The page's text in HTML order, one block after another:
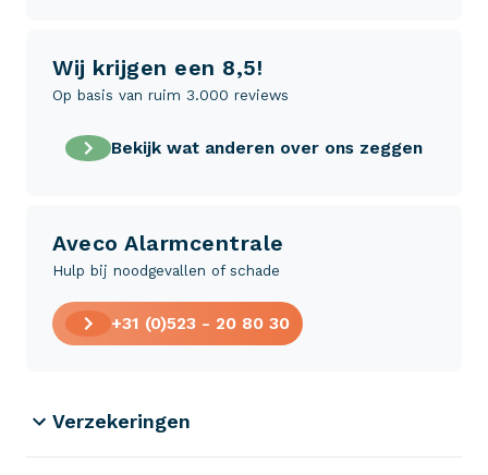
Wij krijgen een 8,5!
Op basis van ruim 3.000 reviews
Bekijk wat anderen over ons zeggen
Aveco Alarmcentrale
Hulp bij noodgevallen of schade
+31 (0)523 - 20 80 30
Verzekeringen